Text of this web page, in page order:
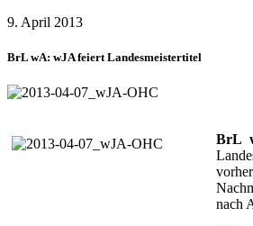
9. April 2013
BrL wA: wJA feiert Landesmeistertitel
BrL
nach